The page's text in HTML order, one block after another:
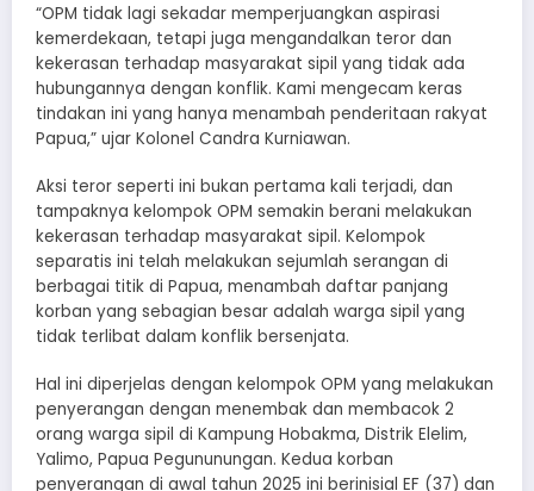
“OPM tidak lagi sekadar memperjuangkan aspirasi
kemerdekaan, tetapi juga mengandalkan teror dan
kekerasan terhadap masyarakat sipil yang tidak ada
hubungannya dengan konflik. Kami mengecam keras
tindakan ini yang hanya menambah penderitaan rakyat
Papua,” ujar Kolonel Candra Kurniawan.
Aksi teror seperti ini bukan pertama kali terjadi, dan
tampaknya kelompok OPM semakin berani melakukan
kekerasan terhadap masyarakat sipil. Kelompok
separatis ini telah melakukan sejumlah serangan di
berbagai titik di Papua, menambah daftar panjang
korban yang sebagian besar adalah warga sipil yang
tidak terlibat dalam konflik bersenjata.
Hal ini diperjelas dengan kelompok OPM yang melakukan
penyerangan dengan menembak dan membacok 2
orang warga sipil di Kampung Hobakma, Distrik Elelim,
Yalimo, Papua Pegununungan. Kedua korban
penyerangan di awal tahun 2025 ini berinisial EF (37) dan